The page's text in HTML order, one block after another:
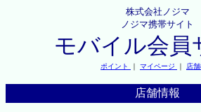
株式会社ノジマ
ノジマ携帯サイト
モバイル会員
ポイント ｜ マイページ ｜ 店
店舗情報